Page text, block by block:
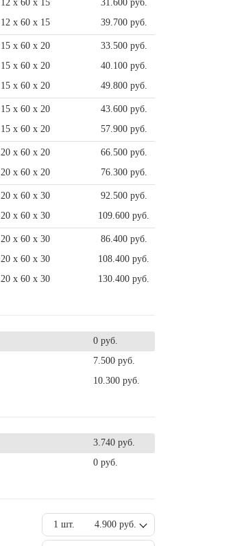
12 x 60 x 15
31.600 руб.
12 x 60 x 15 39.700 руб.
15 x 60 x 20
33.500 руб.
15 x 60 x 20
40.100 руб.
15 x 60 x 20 49.800 руб.
15 x 60 x 20
43.600 руб.
15 x 60 x 20 57.900 руб.
20 x 60 x 20
66.500 руб.
20 x 60 x 20 76.300 руб.
20 x 60 x 30
92.500 руб.
20 x 60 x 30 109.600 руб.
20 x 60 x 30
86.400 руб.
20 x 60 x 30
108.400 руб.
20 x 60 x 30 130.400 руб.
0 руб.
7.500 руб.
10.300 руб.
3.740 руб.
0 руб.
1 шт. 4.900 руб.